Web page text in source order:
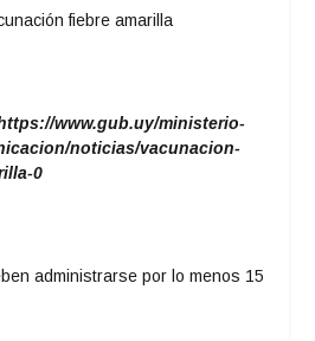
fiebre amarilla
www.gub.uy/ministerio-
noticias/vacunacion-
0
administrarse por lo menos 15